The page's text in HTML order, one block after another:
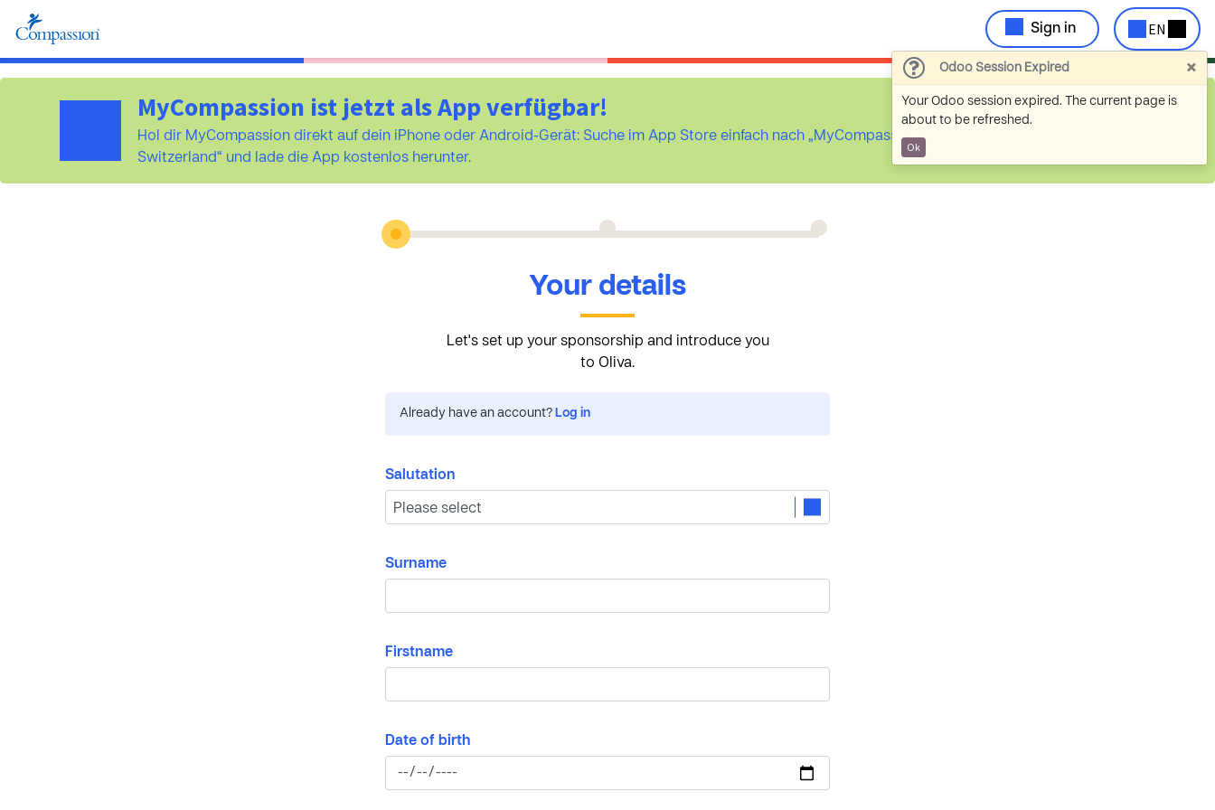
Odoo Session Expired ×
Your Odoo session expired. The current page is
about to be refreshed.
Ok
Sign in EN
MyCompassion ist jetzt als App verfügbar!
Hol dir MyCompassion direkt auf dein iPhone oder Android-Gerät: Suche im App Store einfach nach „MyCompassion
Switzerland“ und lade die App kostenlos herunter.
Your details
Let's set up your sponsorship and introduce you
to Oliva.
Already have an account? Log in
Salutation
Surname
Firstname
Date of birth